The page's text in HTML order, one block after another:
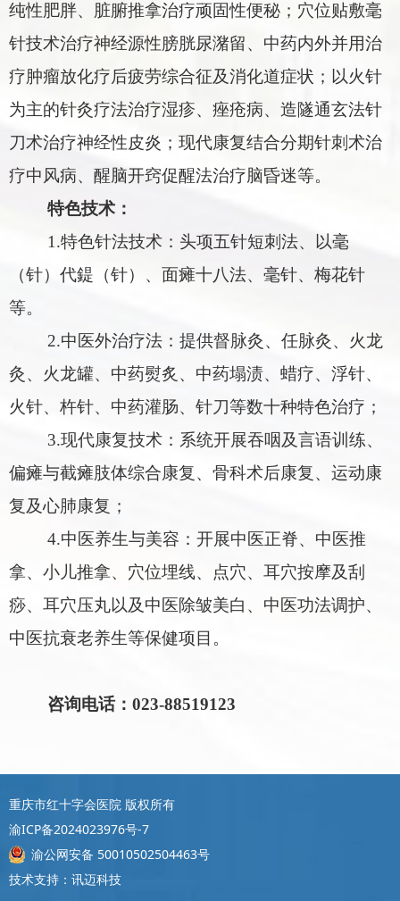
纯性肥胖、 脏腑推拿治疗顽固性便秘 ； 穴位贴敷毫
针技术治疗神经源性膀胱尿潴留、 中药内外并用治
疗肿瘤放化疗后疲劳综合征及消化道症状 ； 以火针
为主的针灸疗法治疗湿疹、痤疮病、 造隧通玄法针
刀术治疗神经性皮炎 ； 现代康复结合分期针刺术治
疗中风病、 醒脑开窍促醒法治疗脑昏迷等。
特色技术：
1.特色针法技术：头项五针短刺法、以毫
（针）代鍉（针）、 面瘫十八法、 毫针、梅花针
等。
2.中医外治疗法：提供督脉灸、任脉灸、火龙
灸、火龙罐、中药熨炙、中药塌渍、蜡疗、浮针、
火针、杵针、中药灌肠、针刀等数十种特色治疗；
3.现代康复技术：系统开展吞咽及言语训练、
偏瘫与截瘫肢体综合康复、 骨科术后康复、运动康
复及心肺康复 ；
4.中医养生与美容：开展中医正脊、中医推
拿、小儿推拿、 穴位埋线、 点穴、耳穴按摩及刮
痧、耳穴压丸以及中医除皱美白、中医功法调护、
中医抗衰老养生等保健项目。
咨询电话： 023-88519123
重庆市红十字会医院 版权所有
渝ICP备2024023976号-7
渝公网安备 50010502504463号
技术支持：讯迈科技